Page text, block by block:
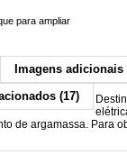
para ampliar
Imagens adicionais
(17)
de argamassa. Para